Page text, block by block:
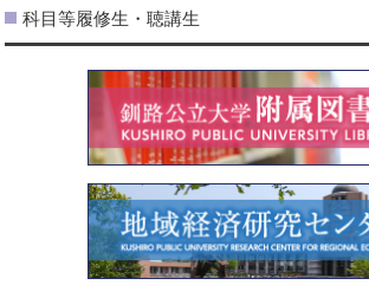
科目等履修生・聴講生